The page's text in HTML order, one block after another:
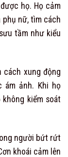
họ. Họ cảm
nữ, tìm cách
tầm như kiểu
cách xung động
ám ảnh. Khi họ
kiểm soát
người bứt rứt
khoái cảm lên